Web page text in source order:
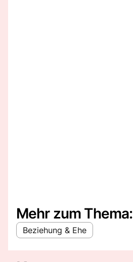
Mehr zum Thema:
Beziehung & Ehe